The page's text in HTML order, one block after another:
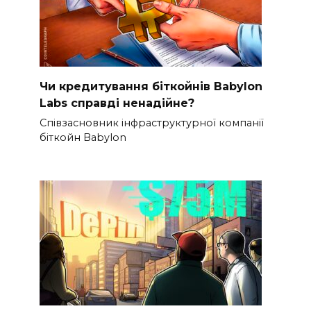
Чи кредитування біткойнів Babylon
Labs справді ненадійне?
Співзасновник інфраструктурної компанії
біткойн Babylon